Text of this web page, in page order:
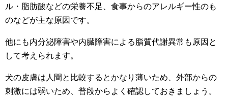
ル・脂肪酸などの栄養不足、食事からのアレルギー性のも
のなどが主な原因です。
他にも内分泌障害や内臓障害による脂質代謝異常も原因と
して考えられます。
犬の皮膚は人間と比較するとかなり薄いため、外部からの
刺激には弱いため、普段からよく確認しておきましょう。